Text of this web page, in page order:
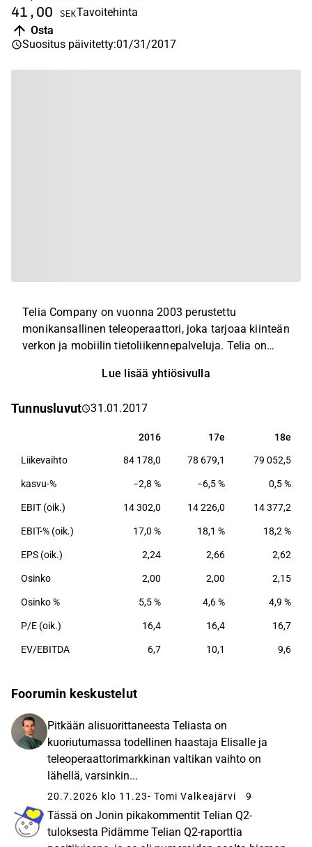
41,00 SEKTavoitehinta
Osta
Suositus päivitetty:01/31/2017
Telia Company on vuonna 2003 perustettu
monikansallinen teleoperaattori, joka tarjoaa kiinteän
verkon ja mobiilin tietoliikennepalveluja. Telia on
TV-yhtiöistä. Yhtiön asiakkaita ovat niin yritys- kuin
Tukholma. Telian osakkeet ovat noteerattu Helsingin
Lue lisää yhtiösivulla
Tunnusluvut 31.01.2017
2016 17e 18e
2016 17e 18e
Liikevaihto 84 178,0 78 679,1 79 052,5
kasvu-% −2,8 % −6,5 % 0,5 %
EBIT (oik.) 14 302,0 14 226,0 14 377,2
EBIT-% (oik.) 17,0 % 18,1 % 18,2 %
EPS (oik.) 2,24 2,66 2,62
Osinko 2,00 2,00 2,15
Osinko % 5,5 % 4,6 % 4,9 %
P/E (oik.) 16,4 16,4 16,7
EV/EBITDA 6,7 10,1 9,6
Foorumin keskustelut
Pitkään alisuorittaneesta Teliasta on
kuoriutumassa todellinen haastaja Elisalle ja
teleoperaattorimarkkinan valtikan vaihto on
lähellä, varsinkin...
20.7.2026 klo 11.23- Tomi Valkeajärvi 9
Tässä on Jonin pikakommentit Telian Q2-
tuloksesta Pidämme Telian Q2-raporttia